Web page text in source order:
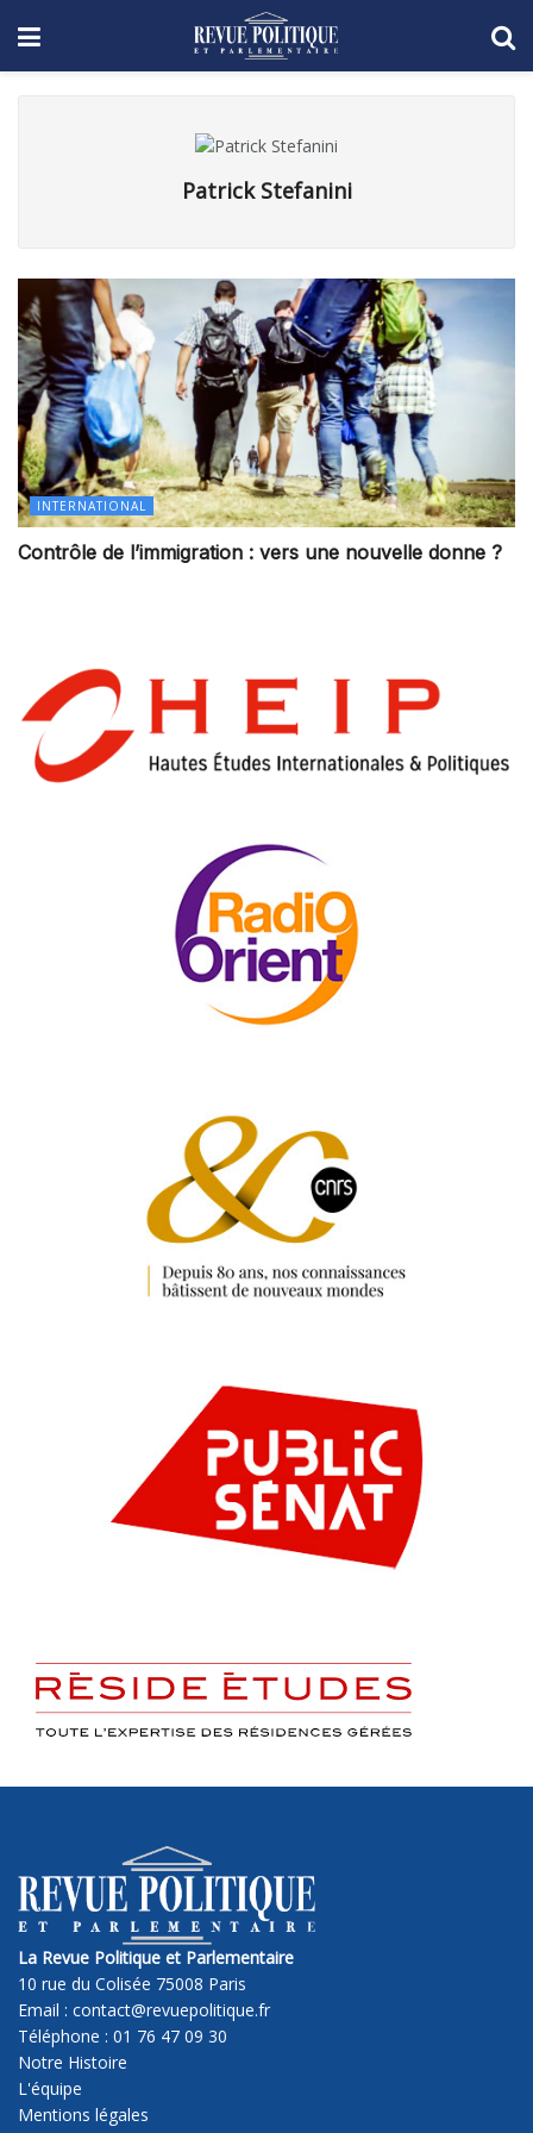
Patrick Stefanini
INTERNATIONAL
Contrôle de l’immigration : vers une nouvelle donne ?
La Revue Politique et Parlementaire
10 rue du Colisée 75008 Paris
Email : contact@revuepolitique.fr
Téléphone : 01 76 47 09 30
Notre Histoire
L'équipe
Mentions légales